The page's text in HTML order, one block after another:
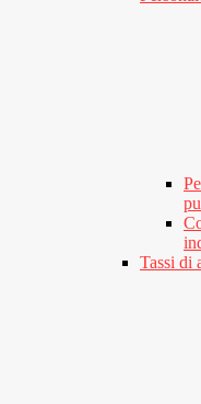
Tassi di